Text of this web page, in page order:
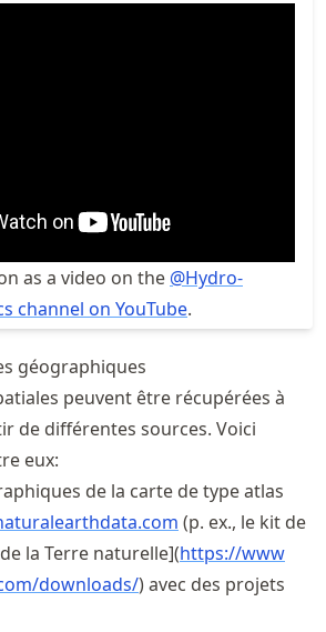
as a video on the @Hydro-
channel on YouTube.
géographiques
peuvent être récupérées à
de différentes sources. Voici
eux:
de la carte de type atlas
.com (p. ex., le kit de
la Terre naturelle](https://www
/downloads/) avec des projets